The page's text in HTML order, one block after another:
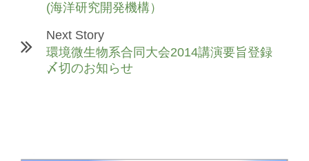
(海洋研究開発機構）
Next Story
環境微生物系合同大会2014講演要旨登録
〆切のお知らせ